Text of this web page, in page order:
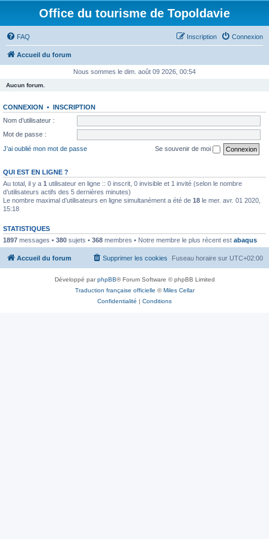
Office du tourisme de Topoldavie
FAQ Connexion
Inscription
Accueil du forum
Nous sommes le dim. août 09 2026, 00:54
Aucun forum.
CONNEXION • INSCRIPTION
Nom d’utilisateur :
Mot de passe :
J’ai oublié mon mot de passe
Se souvenir de moi
QUI EST EN LIGNE ?
Au total, il y a 1 utilisateur en ligne :: 0 inscrit, 0 invisible et 1 invité (selon le nombre
d’utilisateurs actifs des 5 dernières minutes)
Le nombre maximal d’utilisateurs en ligne simultanément a été de 18 le mer. avr. 01 2020,
15:18
STATISTIQUES
1897 messages • 380 sujets • 368 membres • Notre membre le plus récent est abaqus
Accueil du forum Fuseau horaire sur UTC+02:00
Supprimer les cookies
Développé parphpBB® Forum Software © phpBB Limited
Traduction française officielle ©Miles Cellar
Confidentialité | Conditions